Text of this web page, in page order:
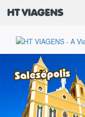
HT VIAGENS